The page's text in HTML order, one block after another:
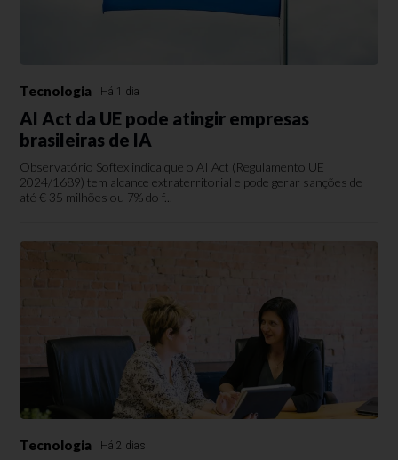
Tecnologia Há 1 dia
AI Act da UE pode atingir empresas
brasileiras de IA
Observatório Softex indica que o AI Act (Regulamento UE
2024/1689) tem alcance extraterritorial e pode gerar sanções de
até € 35 milhões ou 7% do f...
Tecnologia Há 2 dias